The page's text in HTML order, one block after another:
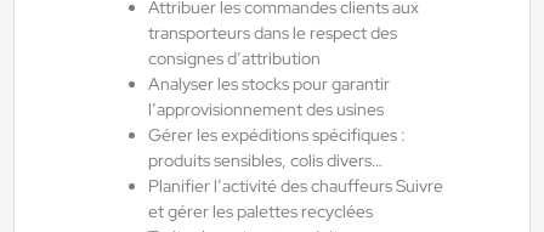
Attribuer les commandes clients aux
transporteurs dans le respect des
consignes d’attribution
Analyser les stocks pour garantir
l’approvisionnement des usines
Gérer les expéditions spécifiques :
produits sensibles, colis divers…
Planifier l’activité des chauffeurs Suivre
et gérer les palettes recyclées
10/08/26 Au: 31/08/26
Yes ! Pamiers 30/07/2026
Peintre Thermolaqueur H/F/X
Mazères , France